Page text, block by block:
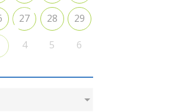
27 28 29
4 5 6